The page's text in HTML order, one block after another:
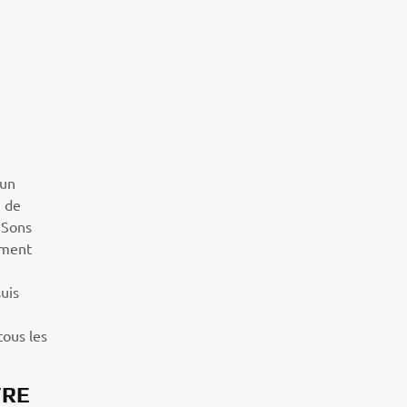
de
les